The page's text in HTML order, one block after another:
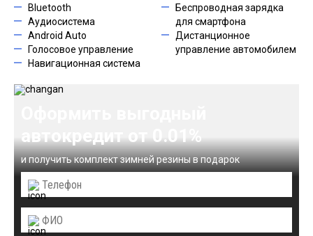
Bluetooth
Аудиосистема
Android Auto
Голосовое управление
Навигационная система
Беспроводная зарядка
для смартфона
Дистанционное
управление автомобилем
автокредит от 0.01%
и получить комплект зимней резины в подарок